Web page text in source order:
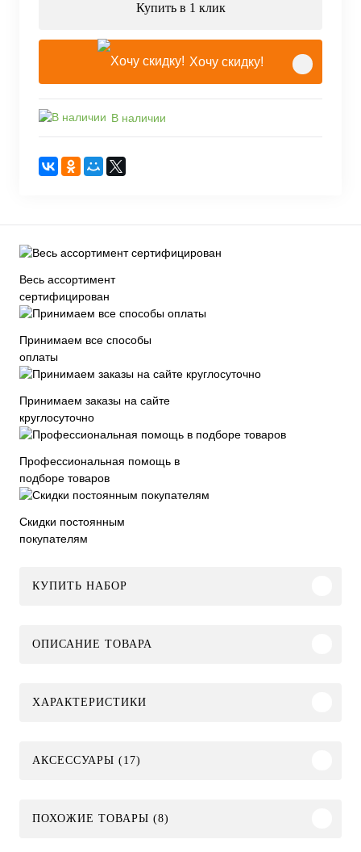
Купить в 1 клик
Хочу скидку!
В наличии
Весь ассортимент
сертифицирован
Принимаем все способы
оплаты
Принимаем заказы на сайте
круглосуточно
Профессиональная помощь в
подборе товаров
Скидки постоянным
покупателям
КУПИТЬ НАБОР
ОПИСАНИЕ ТОВАРА
ХАРАКТЕРИСТИКИ
АКСЕССУАРЫ (17)
ПОХОЖИЕ ТОВАРЫ (8)